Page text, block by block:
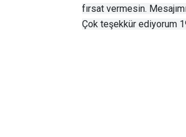
fırsat vermesin.
Çok teşekkür ediyorum